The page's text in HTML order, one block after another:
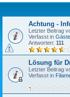
Achtung -
Letzter Beitrag
Verfasst in
Antworten: 111
Lösung für
Letzter Beitrag
Verfasst in